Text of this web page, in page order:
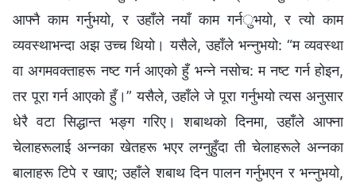
आफ्नै काम गर्नुभयो, र उहाँले नयाँ काम गर्नुभयो, र त्यो काम
व्यवस्थाभन्दा अझ उच्च थियो। यसैले, उहाँले भन्नुभयो: “म व्यवस्था
वा अगमवक्ताहरू नष्ट गर्न आएको हुँ भन्‍ने नसोच: म नष्ट गर्न होइन,
तर पूरा गर्न आएको हुँ।” यसैले, उहाँले जे पूरा गर्नुभयो त्यस अनुसार
धेरै वटा सिद्धान्त भङ्ग गरिए। शबाथको दिनमा, उहाँले आफ्ना
चेलाहरूलाई अन्नका खेतहरू भएर लग्नुहुँदा ती चेलाहरूले अन्नका
बालाहरू टिपे र खाए; उहाँले शबाथ दिन पालन गर्नुभएन र भन्नुभयो,